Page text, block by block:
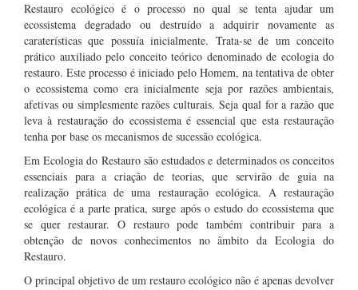
Restauro ecológico é o processo no qual se tenta ajudar um
ecossistema degradado ou destruído a adquirir novamente as
caraterísticas que possuía inicialmente. Trata-se de um conceito
prático auxiliado pelo conceito teórico denominado de ecologia do
restauro. Este processo é iniciado pelo Homem, na tentativa de obter
o ecossistema como era inicialmente seja por razões ambientais,
afetivas ou simplesmente razões culturais. Seja qual for a razão que
leva à restauração do ecossistema é essencial que esta restauração
tenha por base os mecanismos de sucessão ecológica.
Em Ecologia do Restauro são estudados e determinados os conceitos
essenciais para a criação de teorias, que servirão de guia na
realização prática de uma restauração ecológica. A restauração
ecológica é a parte pratica, surge após o estudo do ecossistema que
se quer restaurar. O restauro pode também contribuir para a
obtenção de novos conhecimentos no âmbito da Ecologia do
Restauro.
O principal objetivo de um restauro ecológico não é apenas devolver